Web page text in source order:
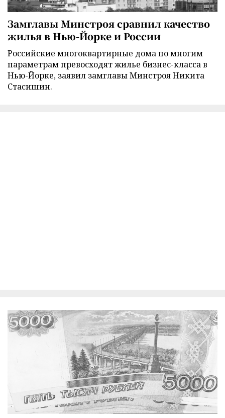
Замглавы Минстроя сравнил качество
жилья в Нью-Йорке и России
Российские многоквартирные дома по многим
параметрам превосходят жилье бизнес-класса в
Нью-Йорке, заявил замглавы Минстроя Никита
Стасишин.